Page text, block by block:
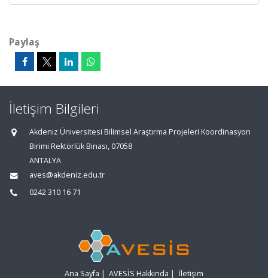
Paylaş
İletişim Bilgileri
Akdeniz Üniversitesi Bilimsel Araştırma Projeleri Koordinasyon
Birimi Rektörlük Binası, 07058
ANTALYA
aves@akdeniz.edu.tr
0242 310 16 71
Ana Sayfa | AVESİS Hakkında | İletişim